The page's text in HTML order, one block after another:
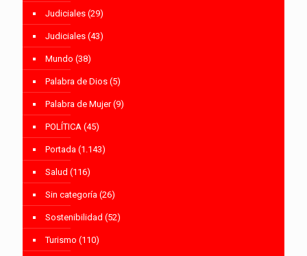
Judiciales (29)
Judiciales (43)
Mundo (38)
Palabra de Dios (5)
Palabra de Mujer(9)
POLÍTICA (45)
Portada (1.143)
Salud (116)
Sin categoría (26)
Sostenibilidad (52)
Turismo (110)